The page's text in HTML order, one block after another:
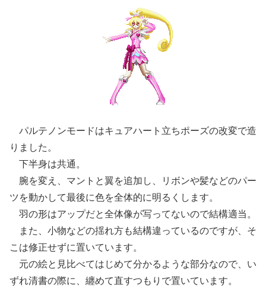
パルテノンモードはキュアハート立ちポーズの改変で造
りました。
下半身は共通。
腕を変え、マントと翼を追加し、リボンや髪などのパー
ツを動かして最後に色を全体的に明るくします。
羽の形はアップだと全体像が写ってないので結構適当。
また、小物などの揺れ方も結構違っているのですが、そ
こは修正せずに置いています。
元の絵と見比べてはじめて分かるような部分なので、い
ずれ清書の際に、纏めて直すつもりで置いています。